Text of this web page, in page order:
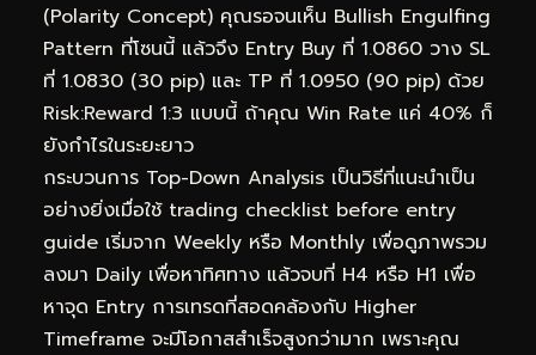
(Polarity Concept) คุณรอจนเห็น Bullish Engulfing
Pattern ที่โซนนี้ แล้วจึง Entry Buy ที่ 1.0860 วาง SL
ที่ 1.0830 (30 pip) และ TP ที่ 1.0950 (90 pip) ด้วย
Risk:Reward 1:3 แบบนี้ ถ้าคุณ Win Rate แค่ 40% ก็
ยังกำไรในระยะยาว
กระบวนการ Top-Down Analysis เป็นวิธีที่แนะนำเป็น
อย่างยิ่งเมื่อใช้ trading checklist before entry
guide เริ่มจาก Weekly หรือ Monthly เพื่อดูภาพรวม
ลงมา Daily เพื่อหาทิศทาง แล้วจบที่ H4 หรือ H1 เพื่อ
หาจุด Entry การเทรดที่สอดคล้องกับ Higher
Timeframe จะมีโอกาสสำเร็จสูงกว่ามาก เพราะคุณ